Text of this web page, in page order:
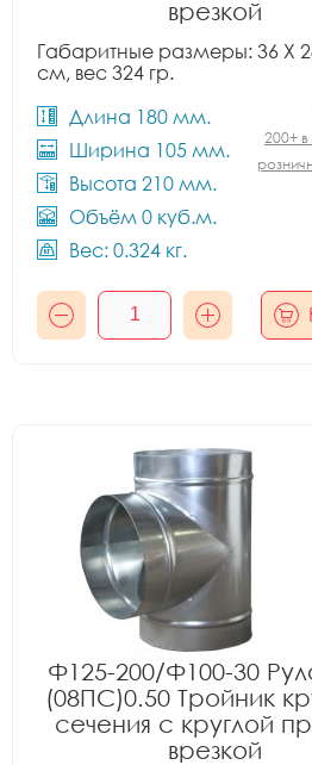
врезкой
Габаритные размеры: 36 X
см, вес 324 гр.
Длина 180 мм.
Ширина 105 мм.
Высота 210 мм.
Объём 0 куб.м.
Вес: 0.324 кг.
200+
Ф125-200/Ф100-30
(08ПС)0.50 Тройник
сечения с круглой
врезкой